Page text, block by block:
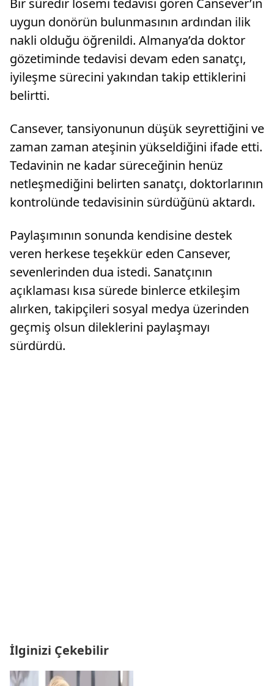
Bir süredir lösemi tedavisi gören Cansever’in
uygun donörün bulunmasının ardından ilik
nakli olduğu öğrenildi. Almanya’da doktor
gözetiminde tedavisi devam eden sanatçı,
iyileşme sürecini yakından takip ettiklerini
belirtti.
Cansever, tansiyonunun düşük seyrettiğini ve
zaman zaman ateşinin yükseldiğini ifade etti.
Tedavinin ne kadar süreceğinin henüz
netleşmediğini belirten sanatçı, doktorlarının
kontrolünde tedavisinin sürdüğünü aktardı.
Paylaşımının sonunda kendisine destek
veren herkese teşekkür eden Cansever,
sevenlerinden dua istedi. Sanatçının
açıklaması kısa sürede binlerce etkileşim
alırken, takipçileri sosyal medya üzerinden
geçmiş olsun dileklerini paylaşmayı
sürdürdü.
İlginizi Çekebilir